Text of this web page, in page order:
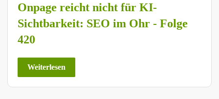
Onpage reicht nicht für KI-
Sichtbarkeit: SEO im Ohr - Folge
420
Weiterlesen